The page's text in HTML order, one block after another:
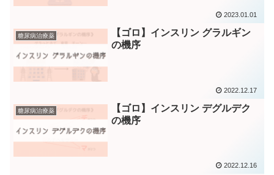
2023.01.01
糖尿病治療薬
【ゴロ】インスリン グラルギン
の機序
2022.12.17
糖尿病治療薬
【ゴロ】インスリン デグルデク
の機序
2022.12.16